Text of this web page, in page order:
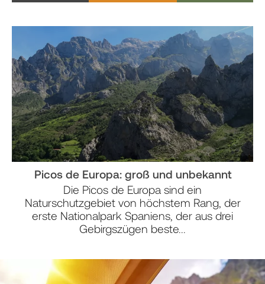
Picos de Europa: groß und unbekannt
Die Picos de Europa sind ein
Naturschutzgebiet von höchstem Rang, der
erste Nationalpark Spaniens, der aus drei
Gebirgszügen beste...